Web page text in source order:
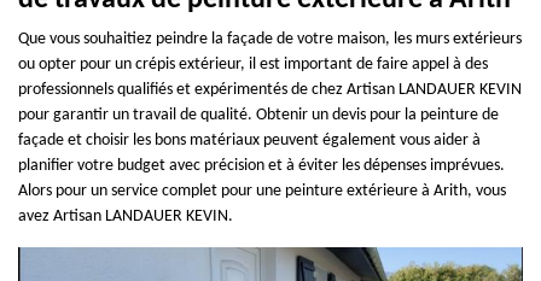
Que vous souhaitiez peindre la façade de votre maison, les murs extérieurs
ou opter pour un crépis extérieur, il est important de faire appel à des
professionnels qualifiés et expérimentés de chez Artisan LANDAUER KEVIN
pour garantir un travail de qualité. Obtenir un devis pour la peinture de
façade et choisir les bons matériaux peuvent également vous aider à
planifier votre budget avec précision et à éviter les dépenses imprévues.
Alors pour un service complet pour une peinture extérieure à Arith, vous
avez Artisan LANDAUER KEVIN.